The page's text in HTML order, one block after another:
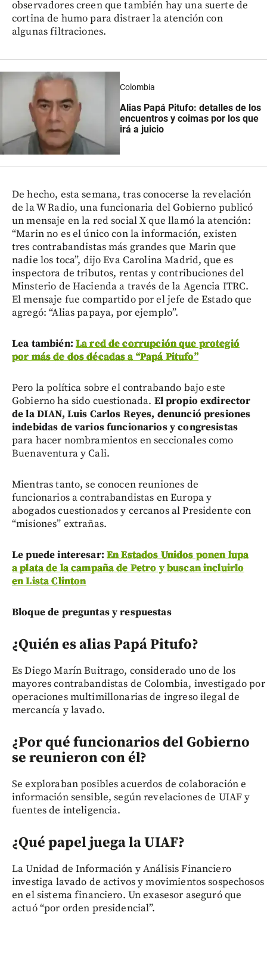
observadores creen que también hay una suerte de
cortina de humo para distraer la atención con
algunas filtraciones.
Colombia
Alias Papá Pitufo: detalles de los
encuentros y coimas por los que
irá a juicio
De hecho, esta semana, tras conocerse la revelación
de la W Radio, una funcionaria del Gobierno publicó
un mensaje en la red social X que llamó la atención:
“Marin no es el único con la información, existen
tres contrabandistas más grandes que Marin que
nadie los toca”, dijo Eva Carolina Madrid, que es
inspectora de tributos, rentas y contribuciones del
Minsterio de Hacienda a través de la Agencia ITRC.
El mensaje fue compartido por el jefe de Estado que
agregó: “Alias papaya, por ejemplo”.
Lea también: La red de corrupción que protegió
por más de dos décadas a “Papá Pitufo”
Pero la política sobre el contrabando bajo este
Gobierno ha sido cuestionada. El propio exdirector
de la DIAN, Luis Carlos Reyes, denunció presiones
indebidas de varios funcionarios y congresistas
para hacer nombramientos en seccionales como
Buenaventura y Cali.
Mientras tanto, se conocen reuniones de
funcionarios a contrabandistas en Europa y
abogados cuestionados y cercanos al Presidente con
“misiones” extrañas.
Le puede interesar: En Estados Unidos ponen lupa
a plata de la campaña de Petro y buscan incluirlo
en Lista Clinton
Bloque de preguntas y respuestas
¿Quién es alias Papá Pitufo?
Es Diego Marín Buitrago, considerado uno de los
mayores contrabandistas de Colombia, investigado por
operaciones multimillonarias de ingreso ilegal de
mercancía y lavado.
¿Por qué funcionarios del Gobierno
se reunieron con él?
Se exploraban posibles acuerdos de colaboración e
información sensible, según revelaciones de UIAF y
fuentes de inteligencia.
¿Qué papel juega la UIAF?
La Unidad de Información y Análisis Financiero
investiga lavado de activos y movimientos sospechosos
en el sistema financiero. Un exasesor aseguró que
actuó “por orden presidencial”.